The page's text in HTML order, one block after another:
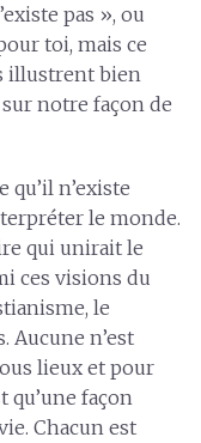
pas », ou
toi, mais ce
illustrent bien
notre façon de
n’existe
le monde.
qui unirait le
ces visions du
le
Aucune n’est
lieux et pour
qu’une façon
Chacun est